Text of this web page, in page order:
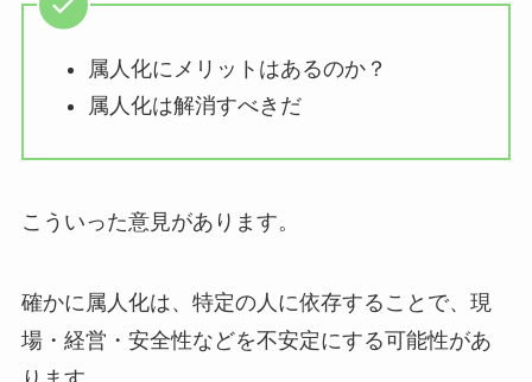
属人化にメリットはあるのか？
属人化は解消すべきだ
こういった意見があります。
確かに属人化は、特定の人に依存することで、現
場・経営・安全性などを不安定にする可能性があ